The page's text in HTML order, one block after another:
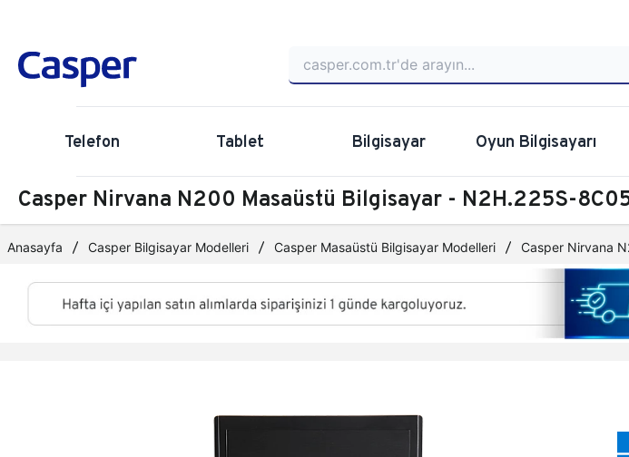
Telefon Tablet Bilgisayar Oyun Bilgisayarı
Casper Nirvana N200 Masaüstü Bilgisayar - N2H.225S-
Anasayfa Casper Bilgisayar Modelleri Casper Masaüstü Bilgisayar Modelleri Casper Nirvana